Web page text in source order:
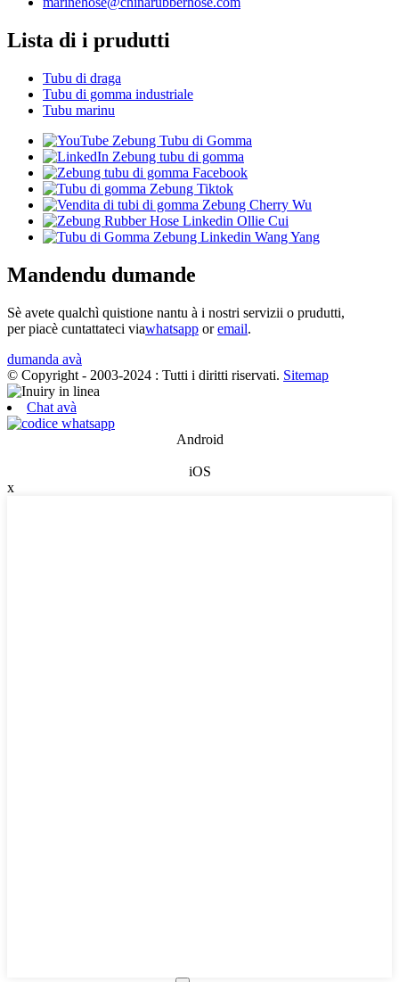
Lista di i prudutti
Tubu di draga
Tubu di gomma industriale
Tubu marinu
Mandendu dumande
Sè avete qualchì quistione nantu à i nostri servizii o prudutti,
per piacè cuntattateci viawhatsapp oremail.
dumanda avà
© Copyright - 2003-2024 : Tutti i diritti riservati. Sitemap
Chat avà
Android
iOS
x